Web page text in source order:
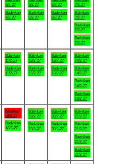
4/2-27
Badviken
4/2-27
5/2-27
Badviken
5/2-27
6/2-27
Badviken
6/2-27
7/2-27
Båtviken
7/2-27
Badviken
7/2-27
Badviken
7/2-27
Båtviken
11/2-27
Badviken
11/2-27
Båtviken
12/2-27
Badviken
12/2-27
Båtviken
13/2-27
Badviken
13/2-27
Båtviken
14/2-27
Båtviken
14/2-27
Badviken
14/2-27
Badviken
14/2-27
Båtviken
18/2-27
Badviken
18/2-27
Båtviken
19/2-27
Badviken
19/2-27
Båtviken
20/2-27
Badviken
20/2-27
Båtviken
21/2-27
Båtviken
21/2-27
Badviken
21/2-27
Badviken
21/2-27